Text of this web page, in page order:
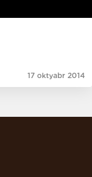
17 oktyabr 2014